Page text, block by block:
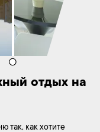
отдых на
так, как хотите